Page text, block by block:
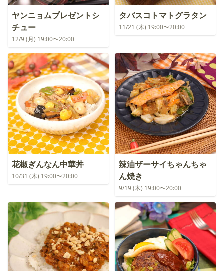
ヤンニョムプレゼントシ
チュー
12/9 (月) 19:00〜20:00
タバスコトマトグラタン
11/21 (木) 19:00〜20:00
花椒ぎんなん中華丼
10/31 (木) 19:00〜20:00
辣油ザーサイちゃんちゃ
ん焼き
9/19 (木) 19:00〜20:00